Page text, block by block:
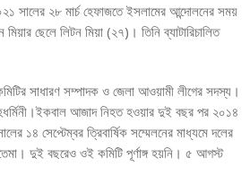
সালের ২৮ মার্চ হেফাজতে ইসলামের আন্দোলনের সময়
ছেলে লিটন মিয়া (২৭)। তিনি ব্যাটারিচালিত
সাধারণ সম্পাদক ও জেলা আওয়ামী লীগের সদস্য।
আজাদ নিহত হওয়ার দুই বছর পর ২০১৪
১৪ সেপ্টেম্বর ত্রিবার্ষিক সম্মেলনের মাধ্যমে দলের
দুই বছরেও ওই কমিটি পূর্ণাঙ্গ হয়নি। ৫ আগস্ট